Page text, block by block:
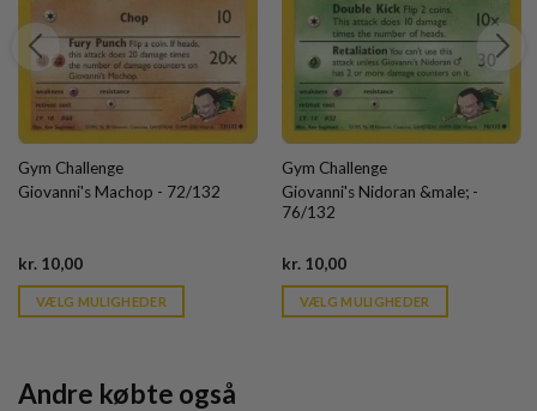
Gym Challenge
Giovanni's Machop - 72/132
kr. 10,00Current
is:
kr. 39,95.
VÆLG MULIGHEDER
Gym Challenge
Giovanni's Nidoran &male; -
76/132
kr.10,00Current
is:
kr. 39,95.
VÆLG MULIGHEDER
Andre købte også